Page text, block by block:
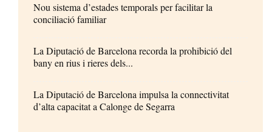
Nou sistema d’estades temporals per facilitar la
conciliació familiar
La Diputació de Barcelona recorda la prohibició del
bany en rius i rieres dels...
La Diputació de Barcelona impulsa la connectivitat
d’alta capacitat a Calonge de Segarra